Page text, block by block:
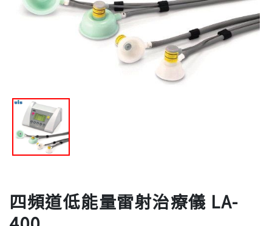
四頻道低能量雷射治療儀 LA-